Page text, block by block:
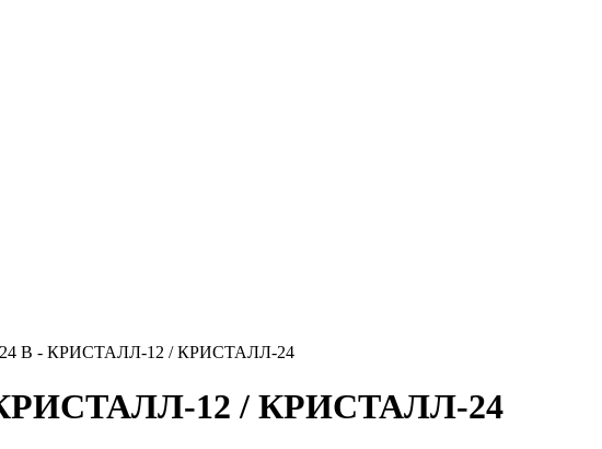
24 В - КРИСТАЛЛ-12 / КРИСТАЛЛ-24
КРИСТАЛЛ-12 / КРИСТАЛЛ-24